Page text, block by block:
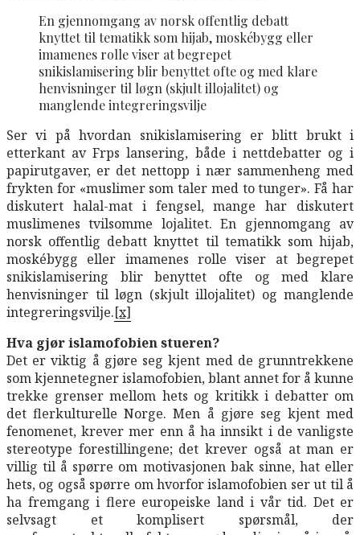
En gjennomgang av norsk offentlig debatt
knyttet til tematikk som hijab, moskébygg eller
imamenes rolle viser at begrepet
snikislamisering blir benyttet ofte og med klare
henvisninger til løgn (skjult illojalitet) og
manglende integreringsvilje
Ser vi på hvordan snikislamisering er blitt brukt i
etterkant av Frps lansering, både i nettdebatter og i
papirutgaver, er det nettopp i nær sammenheng med
frykten for «muslimer som taler med to tunger». Få har
diskutert halal-mat i fengsel, mange har diskutert
muslimenes tvilsomme lojalitet. En gjennomgang av
norsk offentlig debatt knyttet til tematikk som hijab,
moskébygg eller imamenes rolle viser at begrepet
snikislamisering blir benyttet ofte og med klare
henvisninger til løgn (skjult illojalitet) og manglende
integreringsvilje.[x]
Hva gjør islamofobien stueren?
Det er viktig å gjøre seg kjent med de grunntrekkene
som kjennetegner islamofobien, blant annet for å kunne
trekke grenser mellom hets og kritikk i debatter om
det flerkulturelle Norge. Men å gjøre seg kjent med
fenomenet, krever mer enn å ha innsikt i de vanligste
stereotype forestillingene; det krever også at man er
villig til å spørre om motivasjonen bak sinne, hat eller
hets, og også spørre om hvorfor islamofobien ser ut til å
ha fremgang i flere europeiske land i vår tid. Det er
selvsagt et komplisert spørsmål, der